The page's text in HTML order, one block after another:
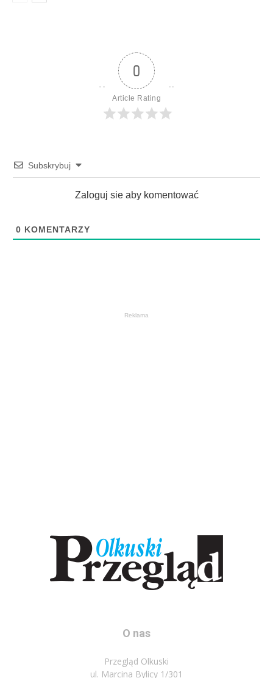
0
Article Rating
Subskrybuj
Zaloguj sie aby komentować
0 KOMENTARZY
Reklama
O nas
Przegląd Olkuski
ul. Marcina Bylicy 1/301